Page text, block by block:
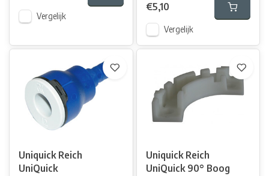
Vergelijk
€5,10
Vergelijk
Uniquick Reich
UniQuick
Uniquick Reich
UniQuick 90° Boog